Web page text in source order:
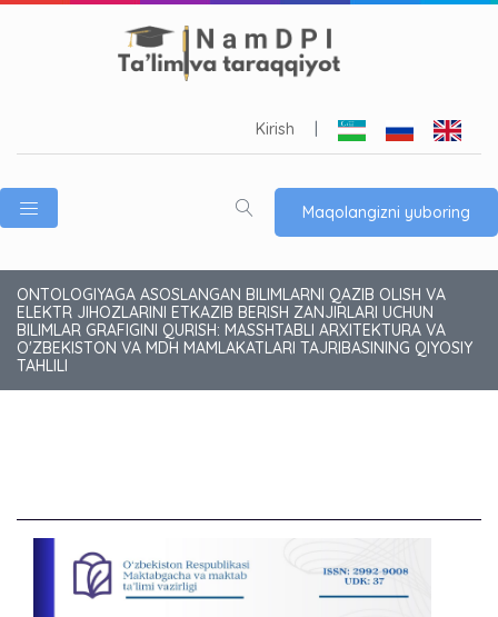
Kirish
Maqolangizni yuboring
ONTOLOGIYAGA ASOSLANGAN BILIMLARNI QAZIB OLISH VA
ELEKTR JIHOZLARINI ETKAZIB BERISH ZANJIRLARI UCHUN
BILIMLAR GRAFIGINI QURISH: MASSHTABLI ARXITEKTURA VA
O'ZBEKISTON VA MDH MAMLAKATLARI TAJRIBASINING QIYOSIY
TAHLILI